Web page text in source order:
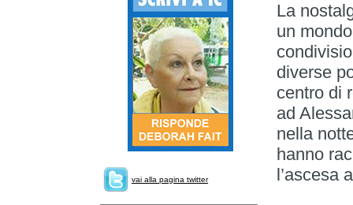
vai alla pagina twitter
La
un
diverse
centro di
ad
nella
hanno
l’ascesa